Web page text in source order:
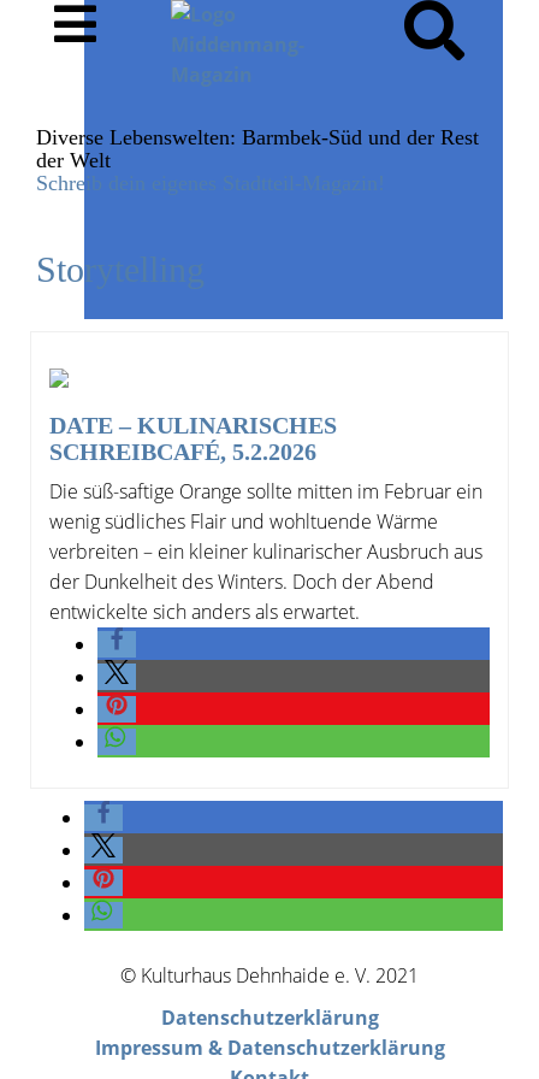
Diverse Lebenswelten: Barmbek-Süd und der Rest
der Welt
Schreib dein eigenes Stadtteil-Magazin!
Storytelling
DATE – KULINARISCHES
SCHREIBCAFÉ, 5.2.2026
Die süß-saftige Orange sollte mitten im Februar ein
wenig südliches Flair und wohltuende Wärme
verbreiten – ein kleiner kulinarischer Ausbruch aus
der Dunkelheit des Winters. Doch der Abend
entwickelte sich anders als erwartet.
© Kulturhaus Dehnhaide e. V. 2021
Datenschutzerklärung
Impressum & Datenschutzerklärung